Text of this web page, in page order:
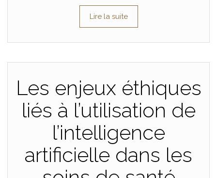
Lire la suite
Les enjeux éthiques
liés à l’utilisation de
l’intelligence
artificielle dans les